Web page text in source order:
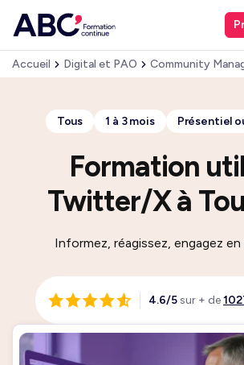
Accueil Digital et PAO Community
Formation
Twitter/X à
Tous 1 à 3 mois Présentiel
Informez, réagissez, engagez
4.6/5sur + de